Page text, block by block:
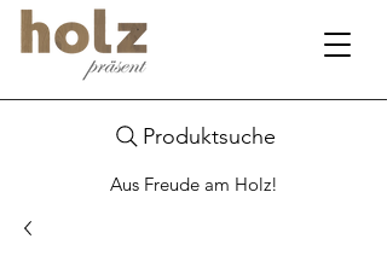
Aus Freude am Holz!
Produktsuche